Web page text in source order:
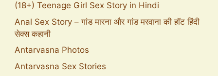
(18+) Teenage Girl Sex Story in Hindi
Anal Sex Story – गांड मारना और गांड मरवाना की हॉट हिंदी
सेक्स कहानी
Antarvasna Photos
Antarvasna Sex Stories